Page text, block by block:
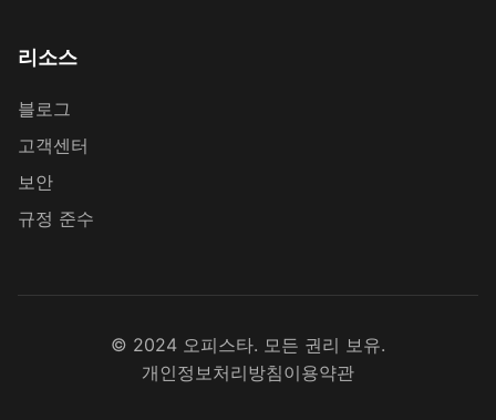
리소스
블로그
고객센터
보안
규정 준수
© 2024 오피스타. 모든 권리 보유.
개인정보처리방침이용약관